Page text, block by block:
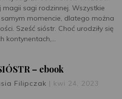
magii sagi rodzinnej. Wszystkie
momencie, dlatego można
Sześć sióstr. Choć urodziły się
kontynentach,...
– ebook
Filipczak | kwi 24, 2023